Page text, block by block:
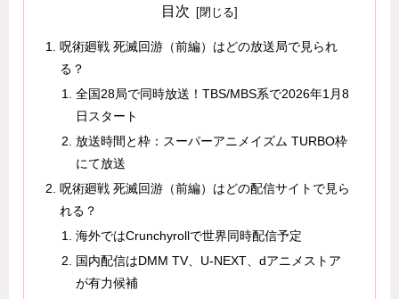
目次
呪術廻戦 死滅回游（前編）はどの放送局で見られ
る？
全国28局で同時放送！TBS/MBS系で2026年1月8
日スタート
放送時間と枠：スーパーアニメイズム TURBO枠
にて放送
呪術廻戦 死滅回游（前編）はどの配信サイトで見ら
れる？
海外ではCrunchyrollで世界同時配信予定
国内配信はDMM TV、U-NEXT、dアニメストア
が有力候補